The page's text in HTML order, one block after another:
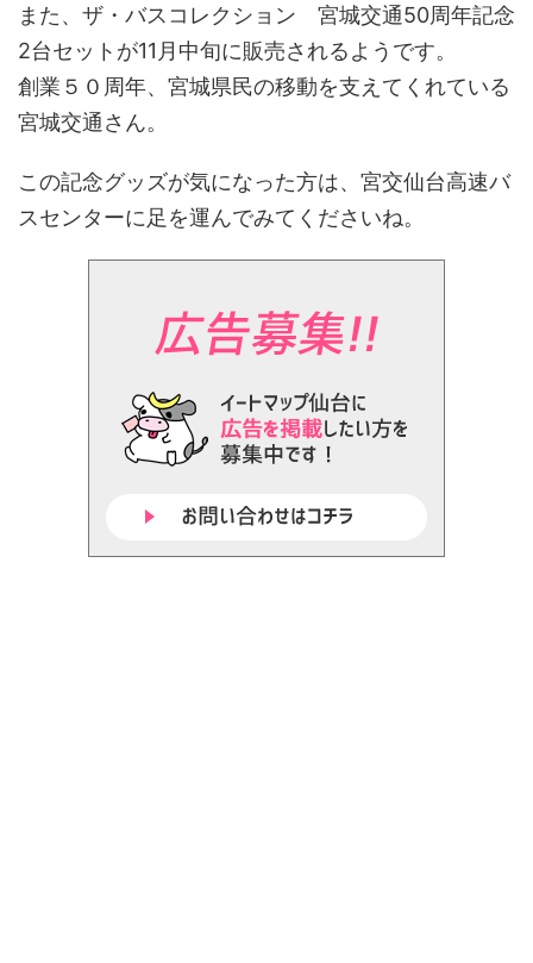
また、ザ・バスコレクション 宮城交通50周年記念
2台セットが11月中旬に販売されるようです。
創業５０周年、宮城県民の移動を支えてくれている
宮城交通さん。
この記念グッズが気になった方は、宮交仙台高速バ
スセンターに足を運んでみてくださいね。